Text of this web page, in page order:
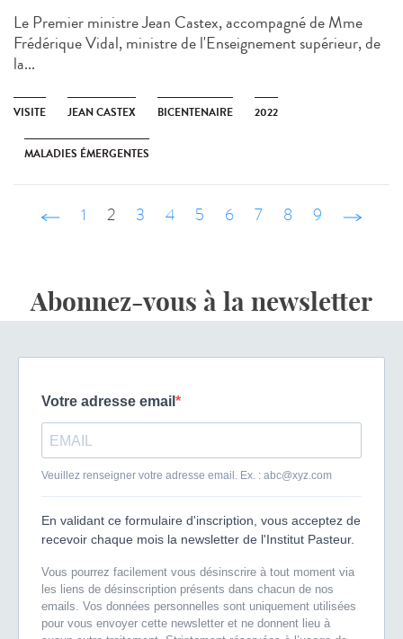
Le Premier ministre Jean Castex, accompagné de Mme
Frédérique Vidal, ministre de l'Enseignement supérieur, de
la...
VISITE JEAN CASTEX BICENTENAIRE 2022
MALADIES ÉMERGENTES
‹ précédent
1 2 3 4 5 6 7 8 9 suivant ›
Abonnez-vous à la newsletter